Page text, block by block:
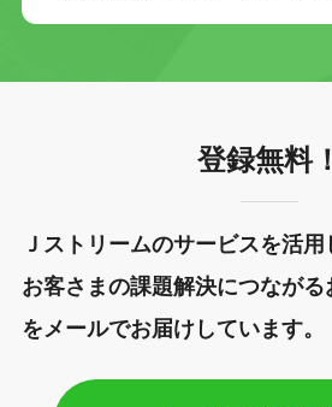
登録無料！
Ｊストリームのサービスを活用
お客さまの課題解決につなが
をメールでお届けしています。